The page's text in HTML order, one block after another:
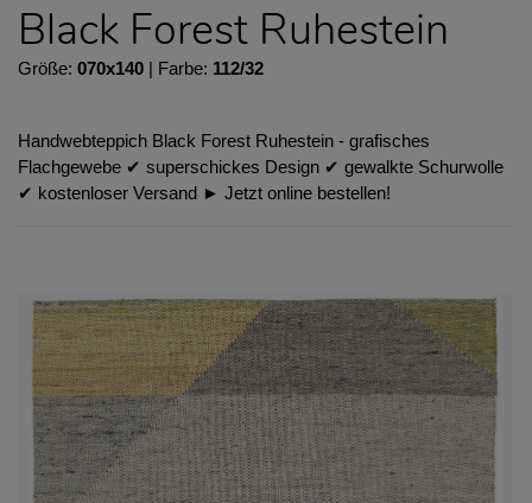
Black Forest Ruhestein
Größe: 070x140 | Farbe: 112/32
Handwebteppich Black Forest Ruhestein - grafisches
Flachgewebe ✔︎ superschickes Design ✔︎ gewalkte Schurwolle
✔︎ kostenloser Versand ► Jetzt online bestellen!